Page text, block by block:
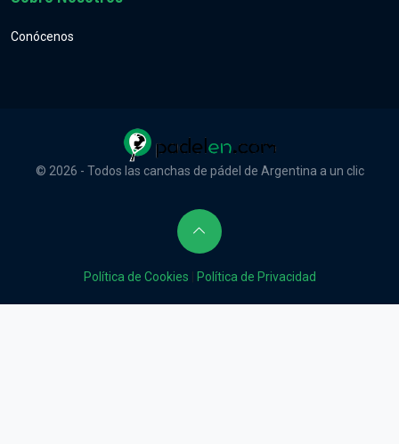
Conócenos
© 2026 - Todos las canchas de pádel de Argentina a un clic
Política de Cookies Política de Privacidad